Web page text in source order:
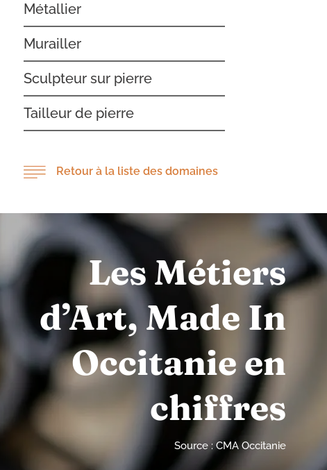
Métallier
Murailler
Sculpteur sur pierre
Tailleur de pierre
Retour à la liste des domaines
Les Métiers
d’Art, Made In
Occitanie en
chiffres
Source : CMA Occitanie